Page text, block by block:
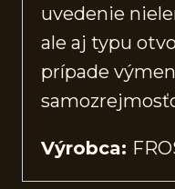
uvedenie
ale aj typu
prípade
Výrobca: